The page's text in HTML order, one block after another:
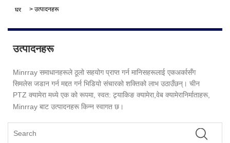
घर > उत्पादनहरू
उत्पादनहरू
Minrray समाधानहरूले ठूलो सहयोग प्राप्त गर्न मानिसहरूलाई एकअर्कासँग
सिमलेस जडान गर्न मद्दत गर्न भिडियो संचारको शक्तिको लाभ उठाउँछन्। चीन
PTZ क्यामेरा मध्ये एक को रूपमा, स्वत: ट्र्याकिङ क्यामेरा, वेब क्यामेरानिर्माताहरू,
Minrray बाट उत्पादनहरू किन्न स्वागत छ।